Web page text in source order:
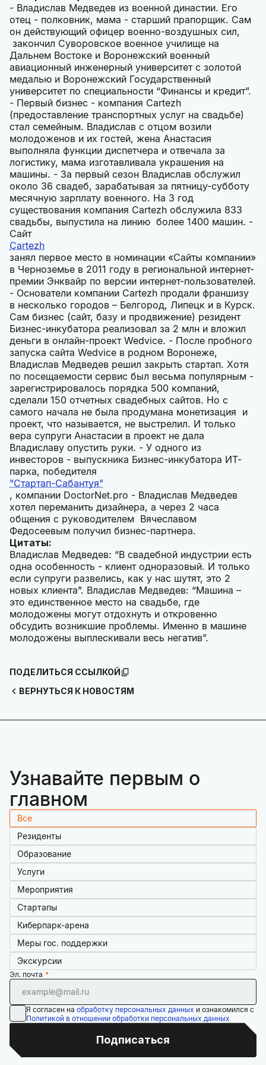
- Владислав Медведев из военной династии. Его
отец - полковник, мама - старший прапорщик. Сам
он действующий офицер военно-воздушных сил,
закончил Суворовское военное училище на
Дальнем Востоке и Воронежский военный
авиационный инженерный университет с золотой
медалью и Воронежский Государственный
университет по специальности “Финансы и кредит”.
- Первый бизнес - компания Cartezh
(предоставление транспортных услуг на свадьбе)
стал семейным. Владислав с отцом возили
молодоженов и их гостей, жена Анастасия
выполняла функции диспетчера и отвечала за
логистику, мама изготавливала украшения на
машины. - За первый сезон Владислав обслужил
около 36 свадеб, зарабатывая за пятницу-субботу
месячную зарплату военного. На 3 год
существования компания Cartezh обслужила 833
свадьбы, выпустила на линию более 1400 машин. -
Сайт
Cartezh
занял первое место в номинации «Сайты компании»
в Черноземье в 2011 году в региональной интернет-
премии Энквайр по версии интернет-пользователей.
- Основатели компании Cartezh продали франшизу
в несколько городов – Белгород, Липецк и в Курск.
Сам бизнес (сайт, базу и продвижение) резидент
Бизнес-инкубатора реализовал за 2 млн и вложил
деньги в онлайн-проект Wedvice. - После пробного
запуска сайта Wedvice в родном Воронеже,
Владислав Медведев решил закрыть стартап. Хотя
по посещаемости сервис был весьма популярным -
зарегистрировалось порядка 500 компаний,
сделали 150 отчетных свадебных сайтов. Но с
самого начала не была продумана монетизация и
проект, что называется, не выстрелил. И только
вера супруги Анастасии в проект не дала
Владиславу опустить руки. - У одного из
инвесторов - выпускника Бизнес-инкубатора ИТ-
парка, победителя
"Стартап-Сабантуя"
, компании DoctorNet.pro - Владислав Медведев
хотел переманить дизайнера, а через 2 часа
общения с руководителем Вячеславом
Федосеевым получил бизнес-партнера.
Цитаты:
Владислав Медведев: “В свадебной индустрии есть
одна особенность - клиент одноразовый. И только
если супруги развелись, как у нас шутят, это 2
новых клиента”. Владислав Медведев: “Машина –
это единственное место на свадьбе, где
молодожены могут отдохнуть и откровенно
обсудить возникшие проблемы. Именно в машине
молодожены выплескивали весь негатив”.
ВЕРНУТЬСЯ К НОВОСТЯМ
ПОДЕЛИТЬСЯ ССЫЛКОЙ
Узнавайте первым о
главном
Все
Резиденты
Образование
Услуги
Мероприятия
Стартапы
Киберпарк-арена
Меры гос. поддержки
Экскурсии
Эл. почта
Я согласен на обработку персональных данных и ознакомился с
Политикой в отношении обработки персональных данных
Подписаться